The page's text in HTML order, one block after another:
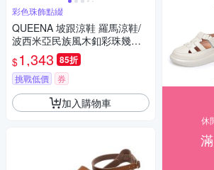
彩色珠飾點綴
QUEENA 坡跟涼鞋 羅馬涼鞋/
波西米亞民族風木釦彩珠幾何
造型坡跟羅馬涼鞋 黑
$1,343 85折
挑戰低價 券
加入購物車
休